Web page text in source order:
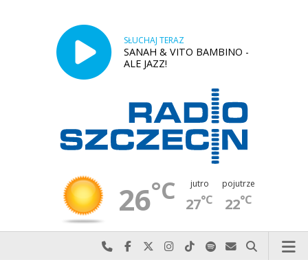
SŁUCHAJ TERAZ
SANAH & VITO BAMBINO -
ALE JAZZ!
26°C jutro
27°C
pojutrze
22°C
Najlepiej po prostu do nas zadzwoń
Odwiedź nas na Facebook-u
Odwiedź nas na X
Odwiedź nas na Instagram-ie
Odwiedź nas na TikTok-u
Szukaj nas na Spotify
Wyślij do nas
Szukaj